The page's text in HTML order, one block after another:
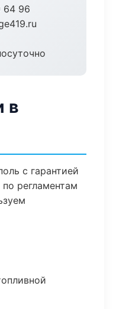
64 96
в
с гарантией
регламентам